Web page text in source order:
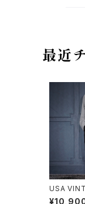
最近
USA
00 TUCK